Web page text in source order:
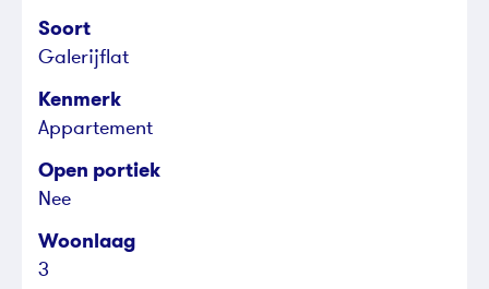
Soort
Galerijflat
Kenmerk
Appartement
Open portiek
Nee
Woonlaag
3